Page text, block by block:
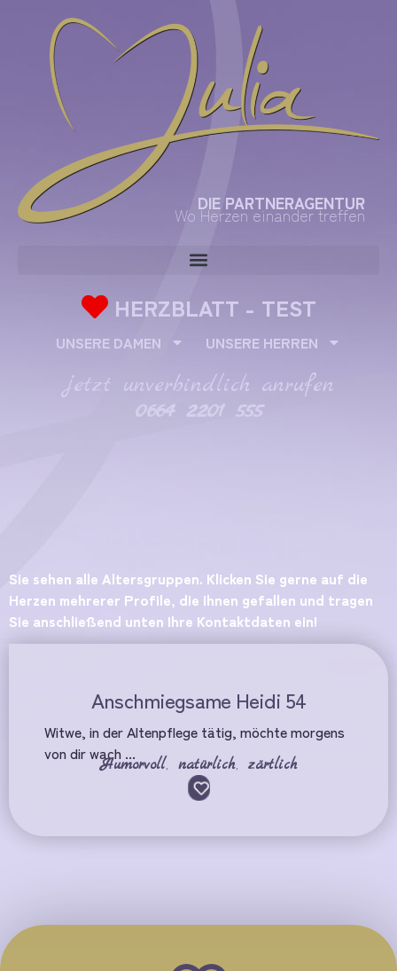
Wo Herzen einander treffen
DIE PARTNERAGENTUR
HERZBLATT - TEST
UNSERE DAMEN UNSERE HERREN
jetzt unverbindlich anrufen
0664 2201 555
Sie sehen alle Altersgruppen. Klicken Sie gerne auf die
Herzen mehrerer Profile, die Ihnen gefallen und tragen
Sie anschließend unten Ihre Kontaktdaten ein!
Anschmiegsame Heidi 54
Witwe, in der Altenpflege tätig, möchte morgens
von dir wach ...
Humorvoll, natürlich, zärtlich